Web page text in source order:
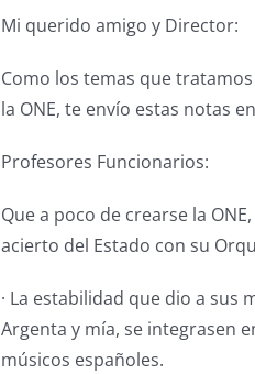
Mi querido amigo y Director:
Como los temas que
la ONE, te envío estas notas
Profesores Funcionarios:
Que a poco de crearse la
acierto del Estado con su
· La estabilidad que dio a sus
Argenta y mía, se integrasen
músicos españoles.